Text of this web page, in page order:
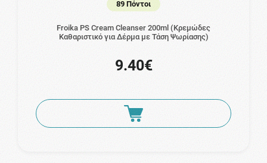
89 Πόντοι
Froika PS Cream Cleanser 200ml (Κρεμώδες
Καθαριστικό για Δέρμα με Τάση Ψωρίασης)
9.40€